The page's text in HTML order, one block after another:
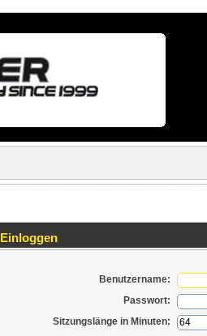
Einloggen
Benutzername:
Passwort:
Sitzungslänge in Minuten: